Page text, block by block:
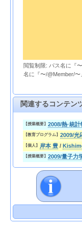
閲覧制限: パス名に『
名に『〜/@Member/
関連するコンテン
【授業概要】 2008/熱·統
【教育プログラム】 2009/光
【個人】 岸本 豊 /
【授業概要】 2009/量子力